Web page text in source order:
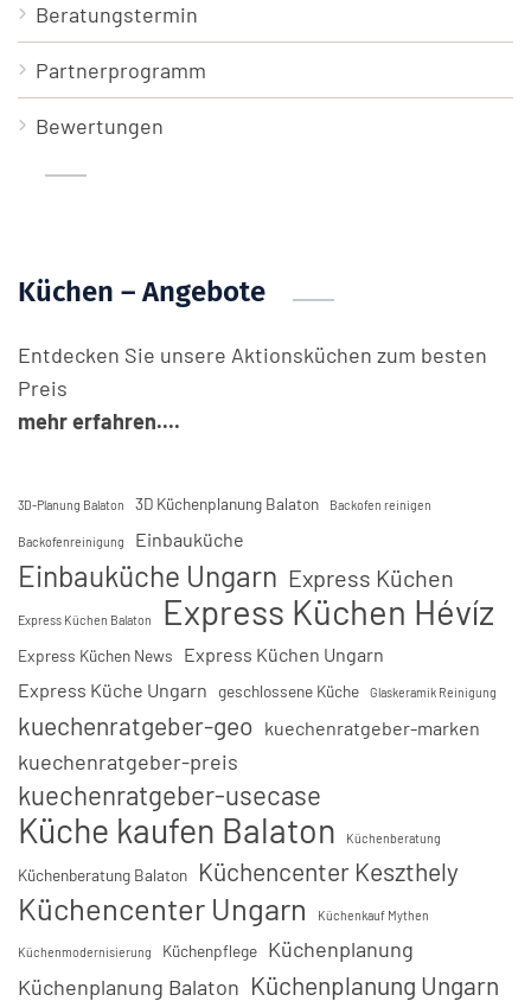
Beratungstermin
Partnerprogramm
Bewertungen
Küchen – Angebote
Entdecken Sie unsere Aktionsküchen zum besten
Preis
mehr erfahren....
3D-Planung Balaton 3D Küchenplanung Balaton Backofen reinigen
Backofenreinigung Einbauküche
Einbauküche Ungarn Express Küchen
Express Küchen Balaton Express Küchen Hévíz
Express Küchen News
Express Küchen Ungarn
Express Küche Ungarn geschlossene Küche Glaskeramik Reinigung
kuechenratgeber-geo kuechenratgeber-marken
kuechenratgeber-preis
kuechenratgeber-usecase
Küche kaufen Balaton Küchenberatung
Küchenberatung Balaton Küchencenter Keszthely
Küchencenter Ungarn Küchenkauf Mythen
Küchenmodernisierung Küchenpflege Küchenplanung
Küchenplanung Balaton Küchenplanung Ungarn